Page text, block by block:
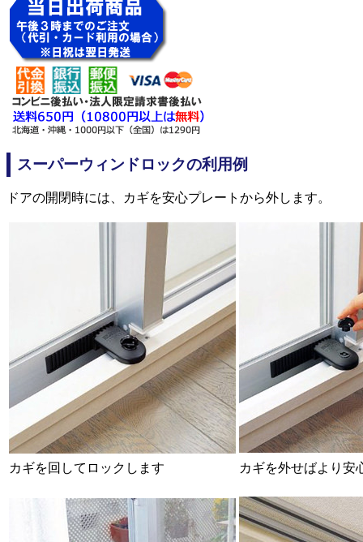
スーパーウィンドロックの利用例
ドアの開閉時には、カギを安心プレートから外します。
カギを回してロックします カギを外せばより安